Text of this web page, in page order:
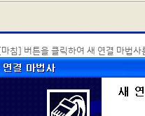
[마침] 버튼을 클릭하여 새 연결 마법사